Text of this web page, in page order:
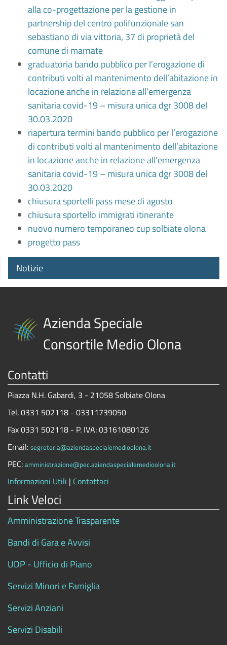
alla co-progettazione per la gestione in
partnership del centro polifunzionale san
sebastiano di via vittoria, 37 di proprietà del
comune di marnate
graduatoria bando pubblico per l’erogazione di
contributi volti al mantenimento dell’abitazione in
locazione anche in relazione all’emergenza
sanitaria covid-19 – misura unica dgr 3008 del
30.03.2020
riapertura termini bando pubblico per l’erogazione
di contributi volti al mantenimento dell’abitazione
in locazione anche in relazione all’emergenza
sanitaria covid-19 – misura unica dgr 3008 del
30.03.2020
chiusura sportelli pass mese di agosto
chiusura sportello immigrati itinerante
nuovo numero temporaneo cup solbiate olona
progetto pass
Notizie
Azienda Speciale
Consortile Medio Olona
Contatti
Piazza N.H. Gabardi, 3 - 21058 Solbiate Olona
Tel. 0331 502118 - 03311739050
Fax 0331 502118 - P. IVA: 03161080126
Email: segreteria@aziendaspecialemedioolona.it
PEC: amministrazione@pec.aziendaspecialemedioolona.it
Informazioni Utili | Contattaci
Link Veloci
Amministrazione Trasparente
Bandi di Gara e Avvisi
UDP - Ufficio di Piano
Servizi Minori e Famiglia
Servizi Anziani
Servizi Disabili